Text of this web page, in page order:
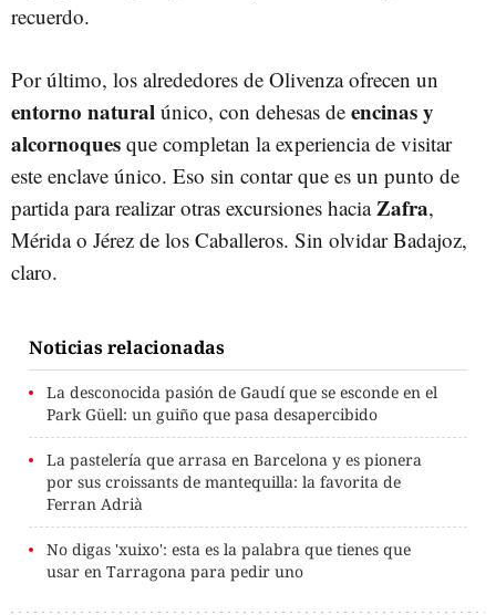
recuerdo.
Por último, los alrededores de Olivenza ofrecen un
entorno natural único, con dehesas de encinas y
alcornoques que completan la experiencia de visitar
este enclave único. Eso sin contar que es un punto de
partida para realizar otras excursiones haciaZafra,
Mérida o Jérez de los Caballeros. Sin olvidar Badajoz,
claro.
Noticias relacionadas
La desconocida pasión de Gaudí que se esconde en el
Park Güell: un guiño que pasa desapercibido
La pastelería que arrasa en Barcelona y es pionera
por sus croissants de mantequilla: la favorita de
Ferran Adrià
No digas 'xuixo': esta es la palabra que tienes que
usar en Tarragona para pedir uno